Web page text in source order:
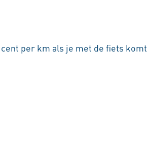
per km als je met de fiets komt